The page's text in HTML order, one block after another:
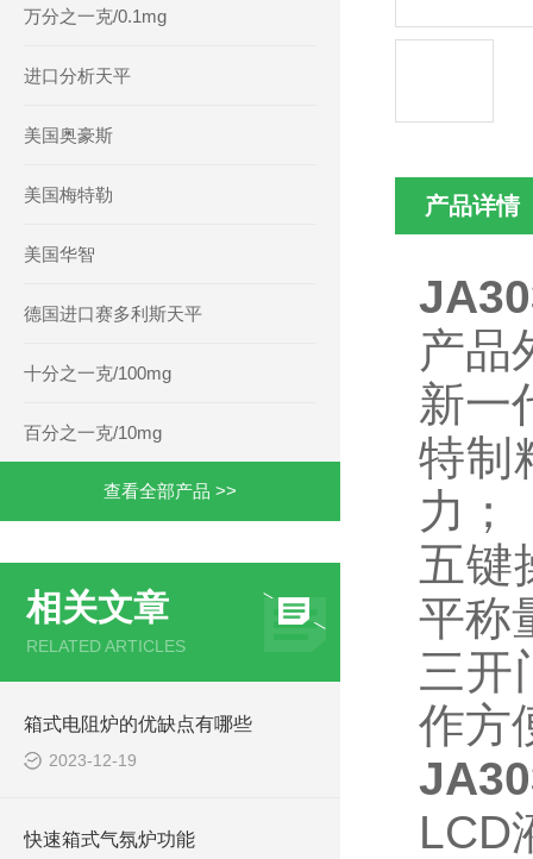
万分之一克/0.1mg
进口分析天平
美国奥豪斯
美国梅特勒
美国华智
德国进口赛多利斯天平
十分之一克/100mg
百分之一克/10mg
查看全部产品 >>
相关文章
RELATED ARTICLES
箱式电阻炉的优缺点有哪些
2023-12-19
快速箱式气氛炉功能
产品详情
产品
新一
特制
力 ；
五键
平称
三开
作方
LCD